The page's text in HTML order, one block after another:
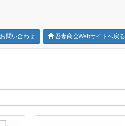
お問い合わせ 吾妻商会Webサイトへ戻る